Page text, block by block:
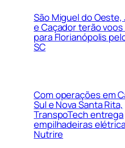
São Miguel do Oeste,
e Caçador terão
para Florianópolis
SC
Com operações em
Sul e Nova Santa Rita,
TranspoTech entrega
empilhadeiras
Nutrire